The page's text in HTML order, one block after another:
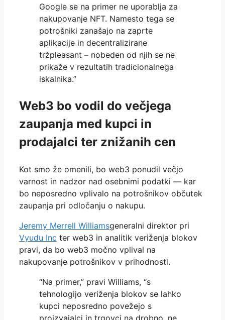
Google se na primer ne uporablja za
nakupovanje NFT. Namesto tega se
potrošniki zanašajo na zaprte
aplikacije in decentralizirane
tržpleasant – nobeden od njih se ne
prikaže v rezultatih tradicionalnega
iskalnika.”
Web3 bo vodil do večjega
zaupanja med kupci in
prodajalci ter znižanih cen
Kot smo že omenili, bo web3 ponudil večjo
varnost in nadzor nad osebnimi podatki — kar
bo neposredno vplivalo na potrošnikov občutek
zaupanja pri odločanju o nakupu.
Jeremy Merrell Williamsgeneralni direktor pri
Vyudu Inc ter web3 in analitik veriženja blokov
pravi, da bo web3 močno vplival na
nakupovanje potrošnikov v prihodnosti.
“Na primer,” pravi Williams, “s
tehnologijo veriženja blokov se lahko
kupci neposredno povežejo s
proizvajalci in trgovci na drobno, ne